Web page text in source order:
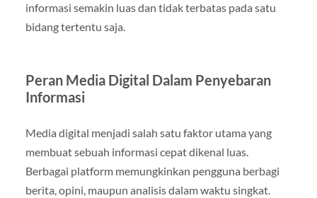
informasi semakin luas dan tidak terbatas pada satu
bidang tertentu saja.
Peran Media Digital Dalam Penyebaran
Informasi
Media digital menjadi salah satu faktor utama yang
membuat sebuah informasi cepat dikenal luas.
Berbagai platform memungkinkan pengguna berbagi
berita, opini, maupun analisis dalam waktu singkat.